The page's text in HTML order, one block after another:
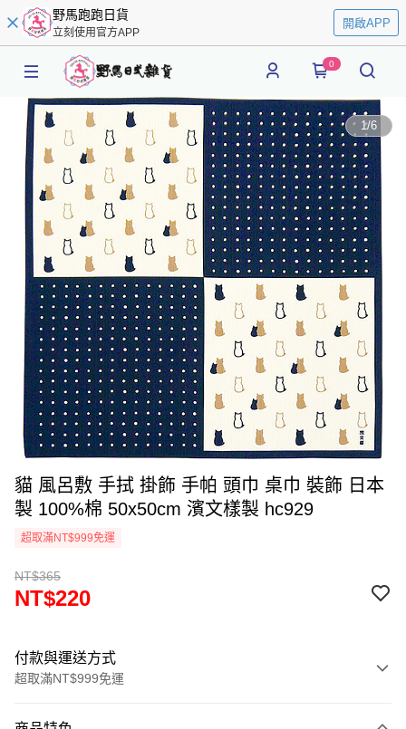
野馬跑跑日貨
立刻使用官方APP
開啟APP
0
1/6
貓 風呂敷 手拭 掛飾 手帕 頭巾 桌巾 裝飾 日本
製 100%棉 50x50cm 濱文樣製 hc929
超取滿NT$999免運
NT$365
NT$220
付款與運送方式
超取滿NT$999免運